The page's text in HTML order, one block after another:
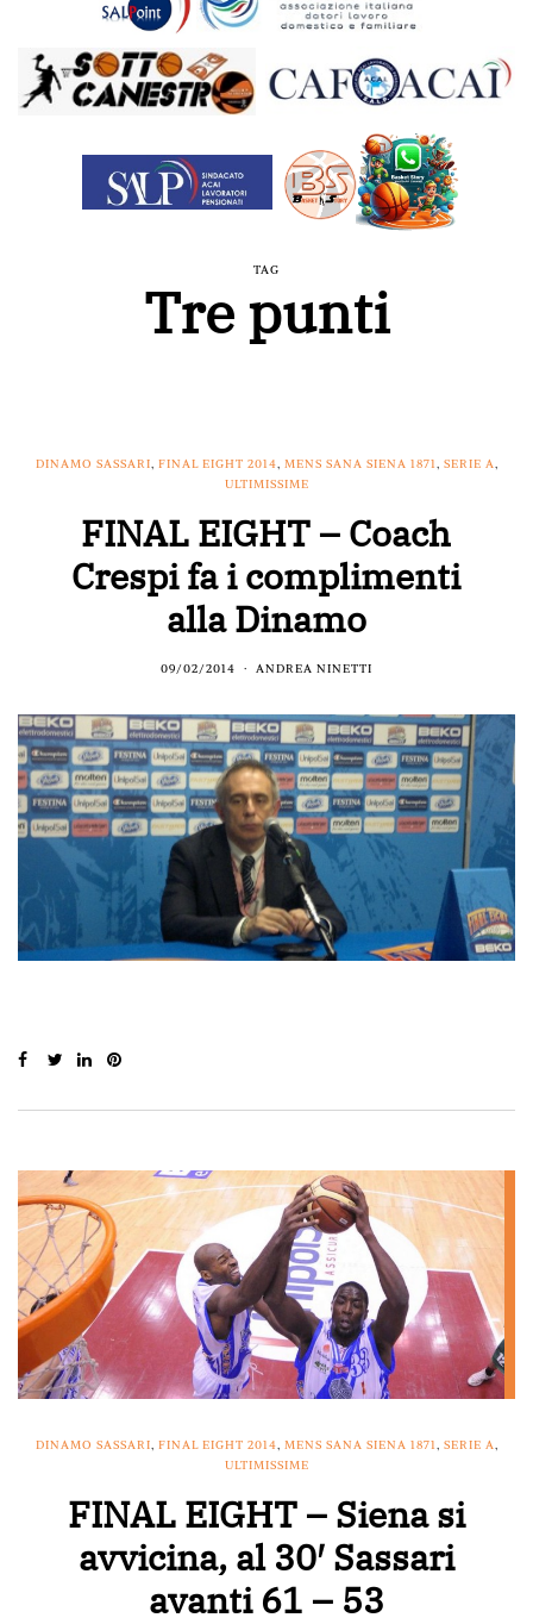
TAG
Tre punti
DINAMO SASSARI, FINAL EIGHT 2014, MENS SANA SIENA 1871, SERIE A,
ULTIMISSIME
FINAL EIGHT – Coach
Crespi fa i complimenti
alla Dinamo
09/02/2014 ANDREA NINETTI
DINAMO SASSARI, FINAL EIGHT 2014, MENS SANA SIENA 1871, SERIE A,
ULTIMISSIME
FINAL EIGHT – Siena si
avvicina, al 30′ Sassari
avanti 61 – 53